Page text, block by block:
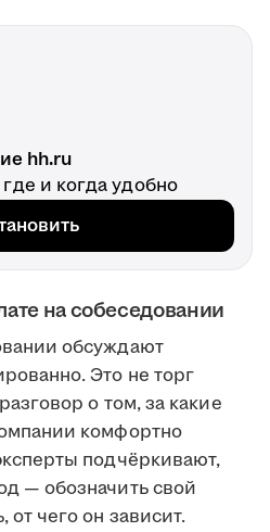
hh.ru
и когда удобно
на собеседовании
обсуждают
Это не торг
о том, за какие
комфортно
подчёркивают,
— обозначить свой
чего он зависит.